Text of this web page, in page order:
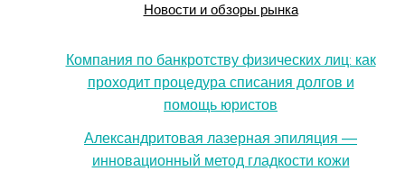
Новости и обзоры рынка
Компания по банкротству физических лиц: как
проходит процедура списания долгов и
помощь юристов
Александритовая лазерная эпиляция —
инновационный метод гладкости кожи